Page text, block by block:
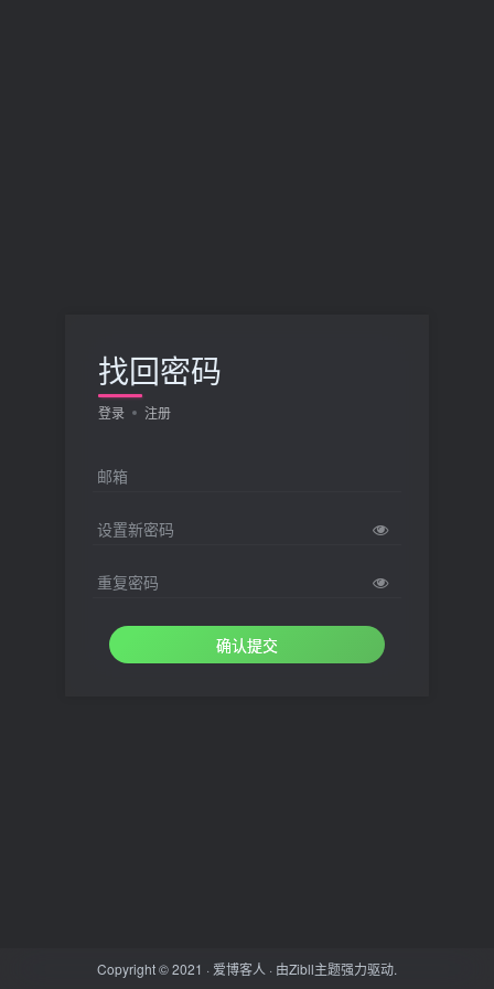
找回密码
登录 注册
邮箱
设置新密码
重复密码
确认提交
Copyright © 2021 · 爱博客人 · 由Zibll主题强力驱动.